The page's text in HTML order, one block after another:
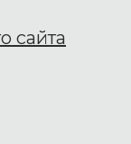
сайта